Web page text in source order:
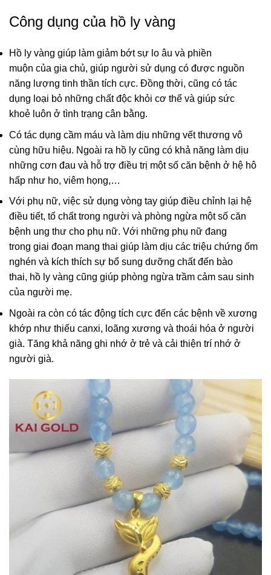
Công dụng của hồ ly vàng
Hồ ly vàng giúp làm giảm bớt sự lo âu và phiền
muộn của gia chủ, giúp người sử dụng có được nguồn
năng lượng tinh thần tích cực. Đồng thời, cũng có tác
dụng loại bỏ những chất độc khỏi cơ thể và giúp sức
khoẻ luôn ở tình trạng cân bằng.
Có tác dụng cầm máu và làm dịu những vết thương vô
cùng hữu hiệu. Ngoài ra hồ ly cũng có khả năng làm dịu
những cơn đau và hỗ trợ điều trị một số căn bệnh ở hệ hô
hấp như ho, viêm họng,…
Với phụ nữ, việc sử dụng vòng tay giúp điều chỉnh lại hệ
điều tiết, tố chất trong người và phòng ngừa một số căn
bệnh ung thư cho phụ nữ. Với những phụ nữ đang
trong giai đoạn mang thai giúp làm dịu các triệu chứng ốm
nghén và kích thích sự bổ sung dưỡng chất đến bào
thai, hồ ly vàng cũng giúp phòng ngừa trầm cảm sau sinh
của người mẹ.
Ngoài ra còn có tác động tích cực đến các bệnh về xương
khớp như thiếu canxi, loãng xương và thoái hóa ở người
già. Tăng khả năng ghi nhớ ở trẻ và cải thiện trí nhớ ở
người già.